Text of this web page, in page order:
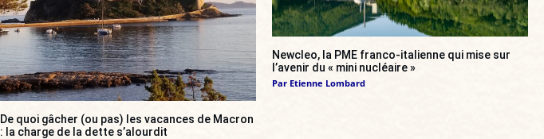
De quoi gâcher (ou pas) les vacances de Macron
: la charge de la dette s’alourdit
Newcleo, la PME franco-italienne qui mise sur
l’avenir du « mini nucléaire »
Par Etienne Lombard